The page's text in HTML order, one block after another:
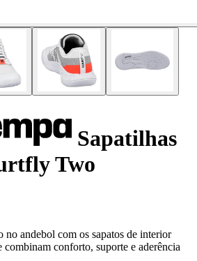
Sapatilhas
Two
no andebol com os sapatos de interior
conforto, suporte e aderência